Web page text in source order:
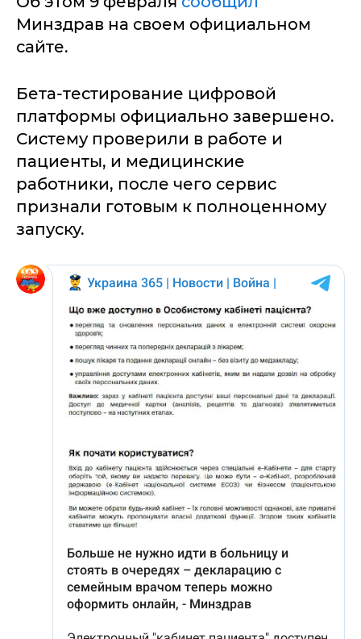
Минздрав на своем официальном
сайте.
Бета-тестирование цифровой
платформы официально завершено.
Систему проверили в работе и
пациенты, и медицинские
работники, после чего сервис
признали готовым к полноценному
запуску.